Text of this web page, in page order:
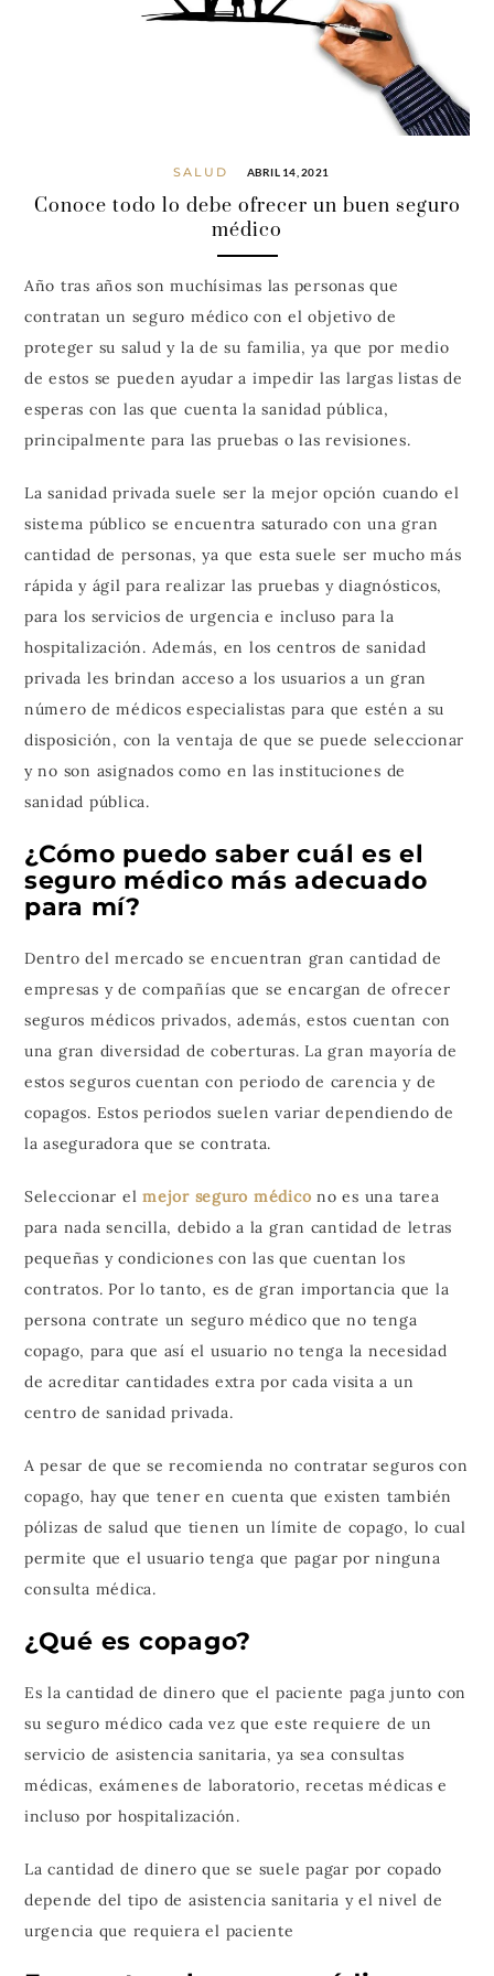
SALUD ABRIL 14, 2021
Conoce todo lo debe ofrecer un buen seguro
médico
Año tras años son muchísimas las personas que
contratan un seguro médico con el objetivo de
proteger su salud y la de su familia, ya que por medio
de estos se pueden ayudar a impedir las largas listas de
esperas con las que cuenta la sanidad pública,
principalmente para las pruebas o las revisiones.
La sanidad privada suele ser la mejor opción cuando el
sistema público se encuentra saturado con una gran
cantidad de personas, ya que esta suele ser mucho más
rápida y ágil para realizar las pruebas y diagnósticos,
para los servicios de urgencia e incluso para la
hospitalización. Además, en los centros de sanidad
privada les brindan acceso a los usuarios a un gran
número de médicos especialistas para que estén a su
disposición, con la ventaja de que se puede seleccionar
y no son asignados como en las instituciones de
sanidad pública.
¿Cómo puedo saber cuál es el
seguro médico más adecuado
para mí?
Dentro del mercado se encuentran gran cantidad de
empresas y de compañías que se encargan de ofrecer
seguros médicos privados, además, estos cuentan con
una gran diversidad de coberturas. La gran mayoría de
estos seguros cuentan con periodo de carencia y de
copagos. Estos periodos suelen variar dependiendo de
la aseguradora que se contrata.
Seleccionar elmejor seguro médico no es una tarea
para nada sencilla, debido a la gran cantidad de letras
pequeñas y condiciones con las que cuentan los
contratos. Por lo tanto, es de gran importancia que la
persona contrate un seguro médico que no tenga
copago, para que así el usuario no tenga la necesidad
de acreditar cantidades extra por cada visita a un
centro de sanidad privada.
A pesar de que se recomienda no contratar seguros con
copago, hay que tener en cuenta que existen también
pólizas de salud que tienen un límite de copago, lo cual
permite que el usuario tenga que pagar por ninguna
consulta médica.
¿Qué es copago?
Es la cantidad de dinero que el paciente paga junto con
su seguro médico cada vez que este requiere de un
servicio de asistencia sanitaria, ya sea consultas
médicas, exámenes de laboratorio, recetas médicas e
incluso por hospitalización.
La cantidad de dinero que se suele pagar por copado
depende del tipo de asistencia sanitaria y el nivel de
urgencia que requiera el paciente